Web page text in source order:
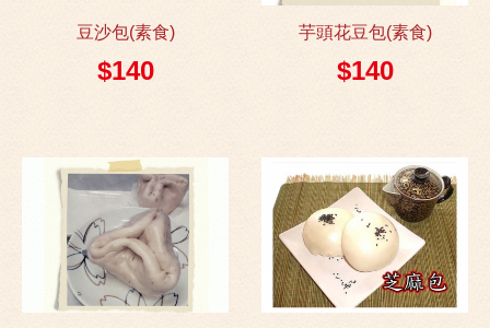
豆沙包(素食)
$140
芋頭花豆包(素食)
$140